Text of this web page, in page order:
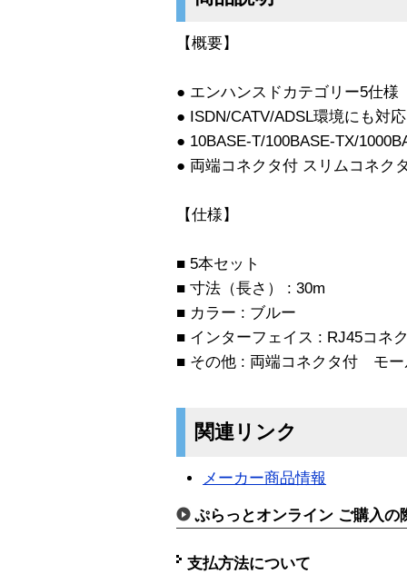
【概要】
● エンハンスドカテゴリー5仕様
● ISDN/CATV/ADSL環境にも対応
● 10BASE-T/100BASE-TX/
● 両端コネクタ付 スリムコネク
【仕様】
■ 5本セット
■ 寸法（長さ） : 30m
■ カラー : ブルー
■ インターフェイス : RJ45コネ
■ その他 : 両端コネクタ付 モー
関連リンク
メーカー商品情報
ぷらっとオンライン ご購入の
支払方法について